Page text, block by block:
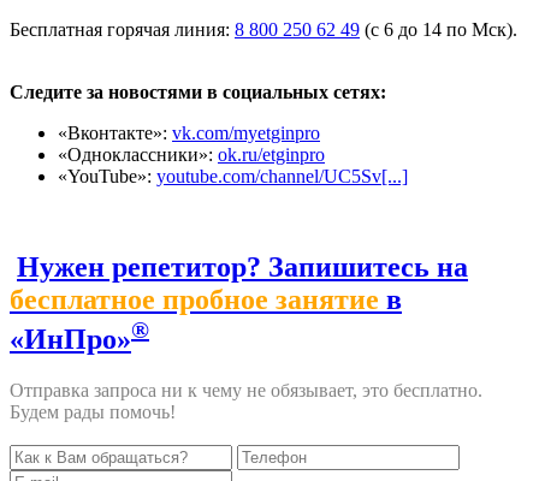
Бесплатная горячая линия: 8 800 250 62 49 (с 6 до 14 по Мск).
Следите за новостями в социальных сетях:
«Вконтакте»: vk.com/myetginpro
«Одноклассники»: ok.ru/etginpro
«YouTube»: youtube.com/channel/UC5Sv[...]
Нужен репетитор? Запишитесь на
бесплатное пробное занятие в
«ИнПро»®
Отправка запроса ни к чему не обязывает, это бесплатно.
Будем рады помочь!